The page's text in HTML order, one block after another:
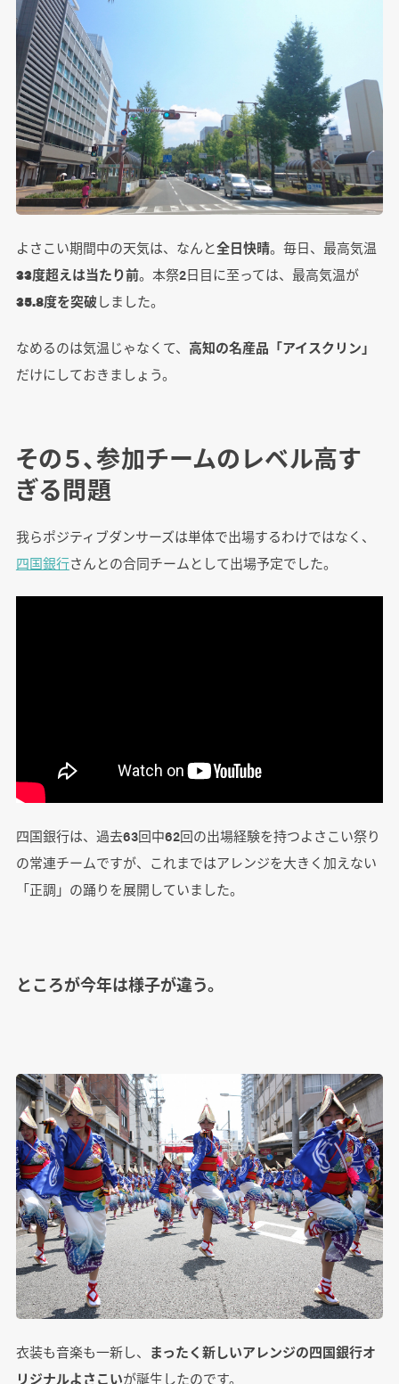
よさこい期間中の天気は、なんと全日快晴。毎日、最高気温
33度超えは当たり前。本祭2日目に至っては、最高気温が
35.8度を突破しました。
なめるのは気温じゃなくて、 高知の名産品「アイスクリン」
だけにしておきましょう。
その５、参加チームのレベル高す
ぎる問題
我らポジティブダンサーズは単体で出場するわけではなく、
四国銀行さんとの合同チームとして出場予定でした。
四国銀行は、過去63回中62回の出場経験を持つよさこい祭り
の常連チームですが、これまではアレンジを大きく加えない
「正調」の踊りを展開していました。
ところが今年は様子が違う。
衣装も音楽も一新し、 まったく新しいアレンジの四国銀行オ
リジナルよさこいが誕生したのです。